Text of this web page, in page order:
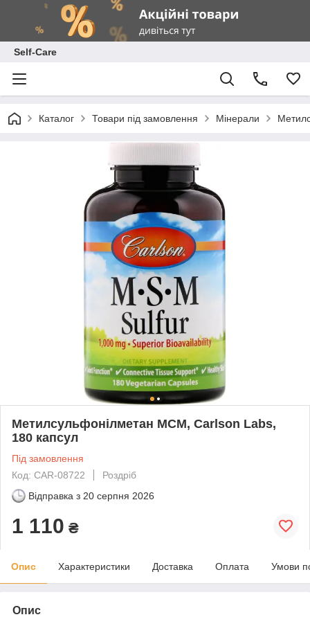
Self-Care
Каталог Товари під замовлення Мінерали
Метилсульфонілметан МСМ, Carlson Labs,
180 капсул
Під замовлення
Код: CAR-08722
Роздріб
Відправка з 20 серпня 2026
1 110 ₴
Опис Характеристики Доставка Оплата Умови
Опис